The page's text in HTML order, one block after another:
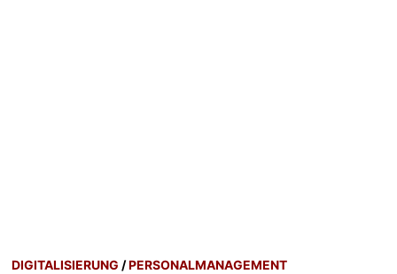
DIGITALISIERUNG /PERSONALMANAGEMENT